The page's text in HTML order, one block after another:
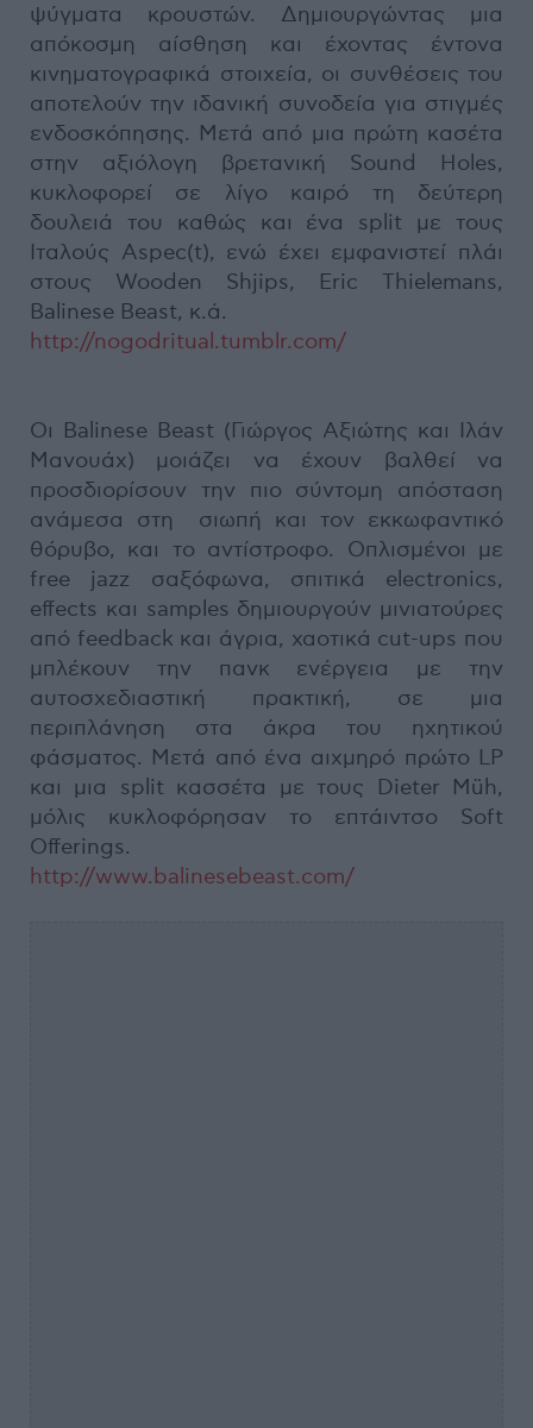
ψύγματα κρουστών. Δημιουργώντας μια
απόκοσμη αίσθηση και έχοντας έντονα
κινηματογραφικά στοιχεία, οι συνθέσεις του
αποτελούν την ιδανική συνοδεία για στιγμές
ενδοσκόπησης. Μετά από μια πρώτη κασέτα
στην αξιόλογη βρετανική Sound Holes,
κυκλοφορεί σε λίγο καιρό τη δεύτερη
δουλειά του καθώς και ένα split με τους
Ιταλούς Aspec(t), ενώ έχει εμφανιστεί πλάι
στους Wooden Shjips, Eric Thielemans,
Balinese Beast, κ.ά.
http://nogodritual.tumblr.com/
Οι Balinese Beast (Γιώργος Αξιώτης και Ιλάν
Μανουάχ) μοιάζει να έχουν βαλθεί να
προσδιορίσουν την πιο σύντομη απόσταση
ανάμεσα στη σιωπή και τον εκκωφαντικό
θόρυβο, και το αντίστροφο. Οπλισμένοι με
free jazz σαξόφωνα, σπιτικά electronics,
effects και samples δημιουργούν μινιατούρες
από feedback και άγρια, χαοτικά cut-ups που
μπλέκουν την πανκ ενέργεια με την
αυτοσχεδιαστική πρακτική, σε μια
περιπλάνηση στα άκρα του ηχητικού
φάσματος. Μετά από ένα αιχμηρό πρώτο LP
και μια split κασσέτα με τους Dieter Müh,
μόλις κυκλοφόρησαν το επτάιντσο Soft
Offerings.
http://www.balinesebeast.com/